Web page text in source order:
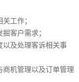
工作；
客户需求；
以及处理客诉相关事
商机管理以及订单管理